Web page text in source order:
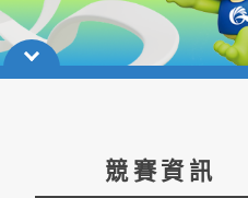
競賽資訊